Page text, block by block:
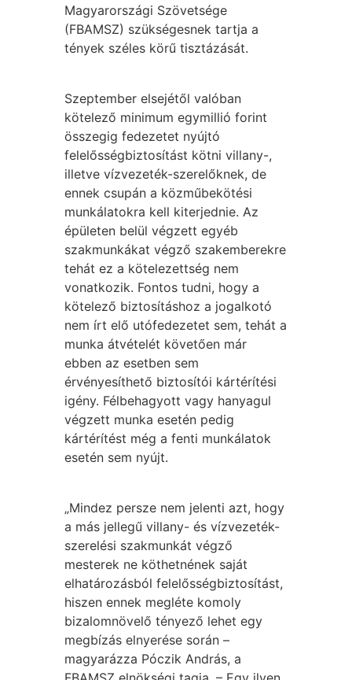
Magyarországi Szövetsége
(FBAMSZ) szükségesnek tartja a
tények széles körű tisztázását.
Szeptember elsejétől valóban
kötelező minimum egymillió forint
összegig fedezetet nyújtó
felelősségbiztosítást kötni villany-,
illetve vízvezeték-szerelőknek, de
ennek csupán a közműbekötési
munkálatokra kell kiterjednie. Az
épületen belül végzett egyéb
szakmunkákat végző szakemberekre
tehát ez a kötelezettség nem
vonatkozik. Fontos tudni, hogy a
kötelező biztosításhoz a jogalkotó
nem írt elő utófedezetet sem, tehát a
munka átvételét követően már
ebben az esetben sem
érvényesíthető biztosítói kártérítési
igény. Félbehagyott vagy hanyagul
végzett munka esetén pedig
kártérítést még a fenti munkálatok
esetén sem nyújt.
„Mindez persze nem jelenti azt, hogy
a más jellegű villany- és vízvezeték-
szerelési szakmunkát végző
mesterek ne köthetnének saját
elhatározásból felelősségbiztosítást,
hiszen ennek megléte komoly
bizalomnövelő tényező lehet egy
megbízás elnyerése során –
magyarázza Póczik András, a